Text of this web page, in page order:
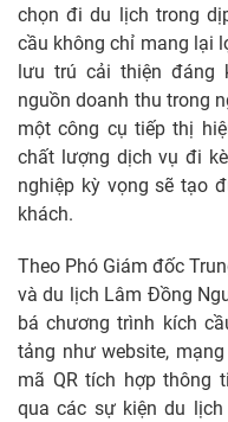
chọn đi du lịch trong
cầu không chỉ mang lại
lưu trú cải thiện đáng
nguồn doanh thu trong
một công cụ tiếp thị
chất lượng dịch vụ đi
nghiệp kỳ vọng sẽ tạo
khách.
Theo Phó Giám đốc
và du lịch Lâm Đồng
bá chương trình kích
tảng như website,
mã QR tích hợp thông
qua các sự kiện du